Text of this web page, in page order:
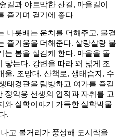
길과 야트막한 산길, 마을길이
즐기며 걷기에 좋다.
나룻배는 운치를 더해주고, 물결
즐거움을 더해준다. 살랑살랑 불
는 봄을 실감케 한다. 마을을 돌
닿는다. 강변을 따라 꽤 넓게 조
울, 조망대, 산책로, 생태습지, 수
태경관을 탐방하고 여가를 즐길
정약용 선생의 업적과 자취를 고
와 실학이야기 가득한 실학박물
.
고 볼거리가 풍성해 도시락을